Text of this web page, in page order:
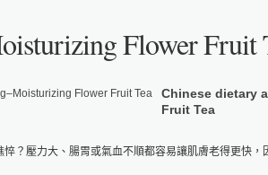
Flower Fruit
Chinese dietary
Fruit Tea
？壓力大、腸胃或氣血不順都容易讓肌膚老得更快